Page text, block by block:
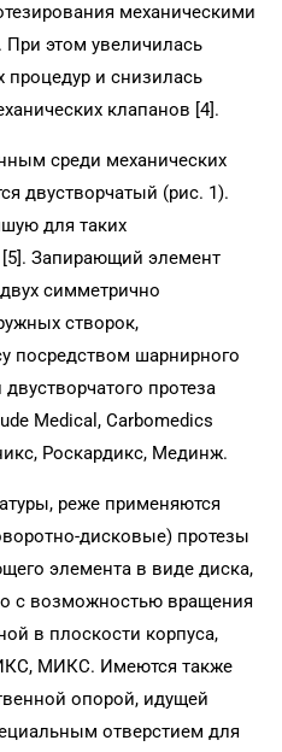
механическими
При этом увеличилась
процедур и снизилась
клапанов [4].
среди механических
двустворчатый (рис. 1).
для таких
Запирающий элемент
симметрично
створок,
посредством шарнирного
протеза
Medical, Carbomedics
Роскардикс, Мединж.
реже применяются
дисковые) протезы
элемента в виде диска,
с возможностью вращения
в плоскости корпуса,
МИКС. Имеются также
опорой, идущей
отверстием для